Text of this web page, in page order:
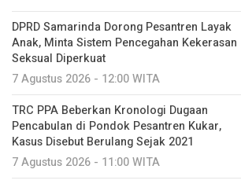
DPRD Samarinda Dorong Pesantren Layak
Anak, Minta Sistem Pencegahan Kekerasan
Seksual Diperkuat
7 Agustus 2026 - 12:00 WITA
TRC PPA Beberkan Kronologi Dugaan
Pencabulan di Pondok Pesantren Kukar,
Kasus Disebut Berulang Sejak 2021
7 Agustus 2026 - 11:00 WITA